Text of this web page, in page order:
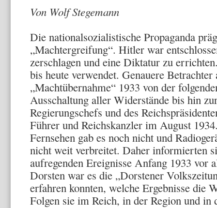
Von Wolf Stegemann
Die nationalsozialistische Propaganda
„Machtergreifung“. Hitler war
zerschlagen und eine Diktatur zu
bis heute verwendet. Genauere
„Machtübernahme“ 1933 von der
Ausschaltung aller Widerstände bis hin
Regierungschefs und des
Führer und Reichskanzler im August
Fernsehen gab es noch nicht und
nicht weit verbreitet. Daher informierten
aufregenden Ereignisse Anfang 1933 vor
Dorsten war es die „Dorstener
erfahren konnten, welche Ergebnisse die
Folgen sie im Reich, in der Region und in